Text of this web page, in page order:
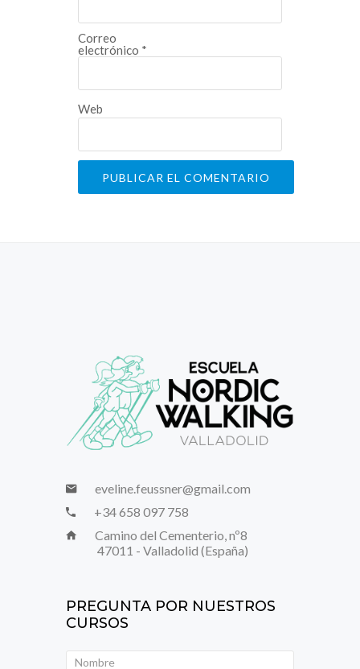
Correo
electrónico *
Web
eveline.feussner@gmail.com
+34 658 097 758
Camino del Cementerio, nº8
47011 - Valladolid (España)
PREGUNTA POR NUESTROS
CURSOS